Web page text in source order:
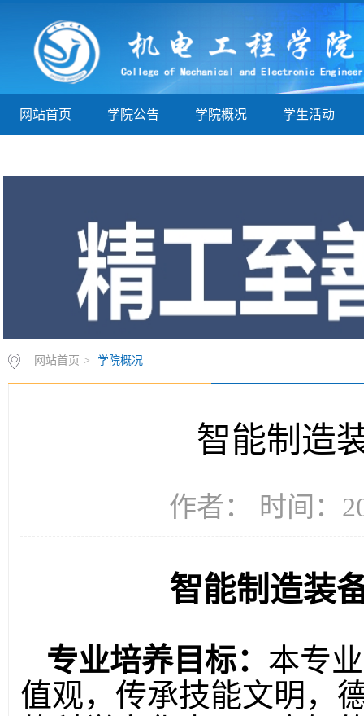
网站首页 学院公告 学院概况 学生活动
网站首页 > 学院概况
智能制造
作者： 时间：
智能制造装
专业培养目标： 本专
值观，传承技能文明，